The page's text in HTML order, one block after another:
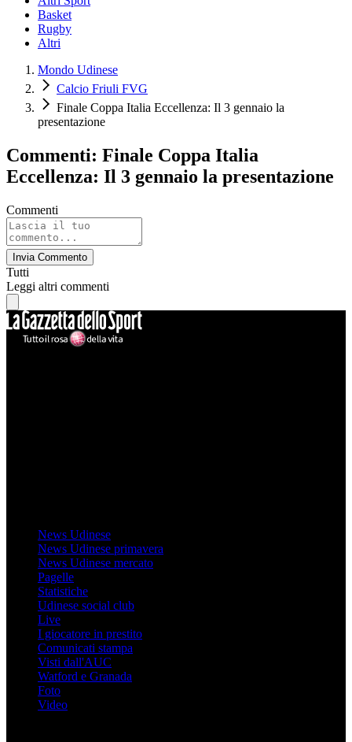
Basket
Rugby
Altri
Mondo Udinese
Calcio Friuli FVG
Finale Coppa Italia Eccellenza: Il 3 gennaio la
presentazione
Commenti: Finale Coppa Italia
Eccellenza: Il 3 gennaio la presentazione
Commenti
Invia Commento
Tutti
Leggi altri commenti
News Udinese
News Udinese primavera
News Udinese mercato
Pagelle
Statistiche
Udinese social club
Live
I giocatore in prestito
Comunicati stampa
Visti dall'AUC
Watford e Granada
Foto
Video